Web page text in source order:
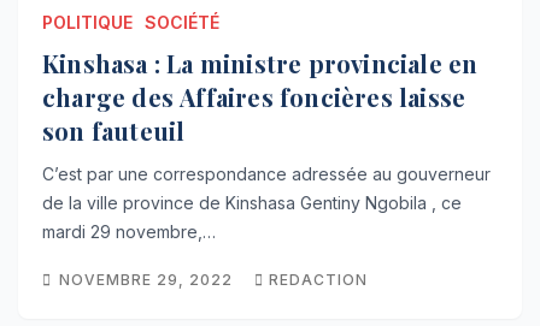
POLITIQUE SOCIÉTÉ
Kinshasa : La ministre provinciale en
charge des Affaires foncières laisse
son fauteuil
C’est par une correspondance adressée au gouverneur
de la ville province de Kinshasa Gentiny Ngobila , ce
mardi 29 novembre,…
NOVEMBRE 29, 2022 REDACTION